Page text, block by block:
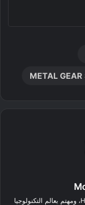
مُحرر في Games Mix و Hardware Specialist، ومهتم بعالم التكنولوجيا